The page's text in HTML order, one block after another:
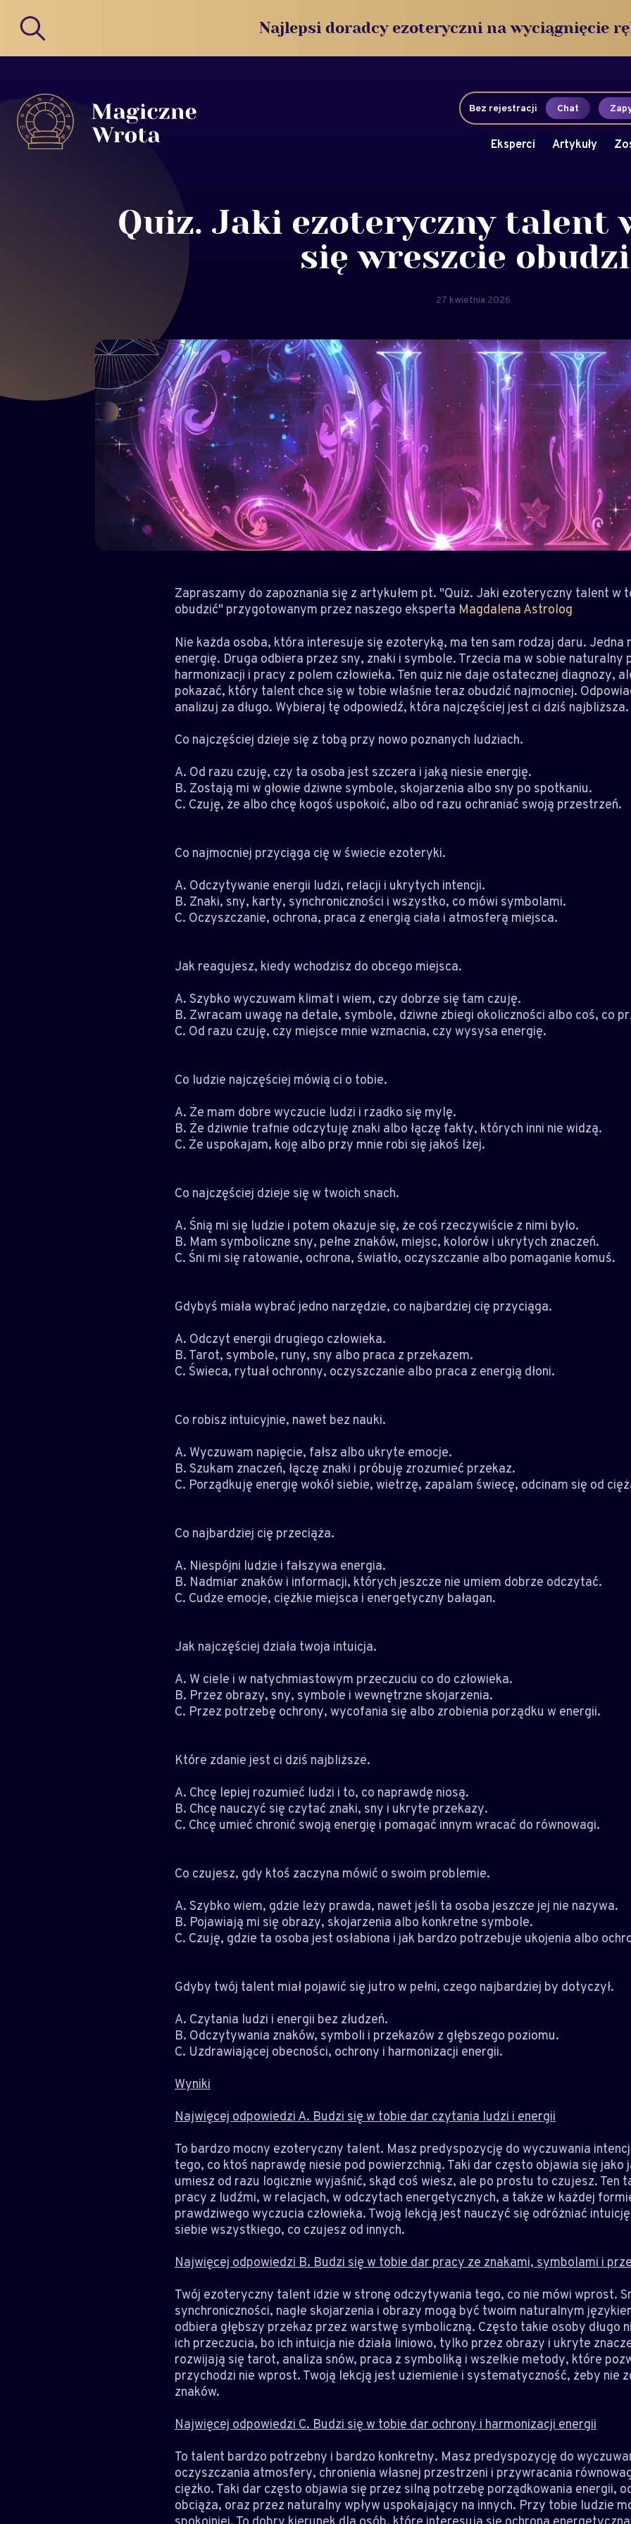
Najlepsi doradcy ezoteryczni na wyciągnięcie
Bez rejestracji Chat
Eksperci Artykuły
Quiz. Jaki ezoteryczny talent
się wreszcie
27 kwietnia 2026
Zapraszamy do zapoznania się z artykułem pt. "Quiz. Jaki ezoteryczny talent w
obudzić" przygotowanym przez naszego eksperta Magdalena Astrolog
Nie każda osoba, która interesuje się ezoteryką, ma ten sam rodzaj daru. Jedna
energię. Druga odbiera przez sny, znaki i symbole. Trzecia ma w sobie naturalny
harmonizacji i pracy z polem człowieka. Ten quiz nie daje ostatecznej diagnozy,
pokazać, który talent chce się w tobie właśnie teraz obudzić najmocniej.
analizuj za długo. Wybieraj tę odpowiedź, która najczęściej jest ci dziś najbliższa.
Co najczęściej dzieje się z tobą przy nowo poznanych ludziach.
A. Od razu czuję, czy ta osoba jest szczera i jaką niesie energię.
B. Zostają mi w głowie dziwne symbole, skojarzenia albo sny po spotkaniu.
C. Czuję, że albo chcę kogoś uspokoić, albo od razu ochraniać swoją przestrzeń.
Co najmocniej przyciąga cię w świecie ezoteryki.
A. Odczytywanie energii ludzi, relacji i ukrytych intencji.
B. Znaki, sny, karty, synchroniczności i wszystko, co mówi symbolami.
C. Oczyszczanie, ochrona, praca z energią ciała i atmosferą miejsca.
Jak reagujesz, kiedy wchodzisz do obcego miejsca.
A. Szybko wyczuwam klimat i wiem, czy dobrze się tam czuję.
B. Zwracam uwagę na detale, symbole, dziwne zbiegi okoliczności albo coś, co
C. Od razu czuję, czy miejsce mnie wzmacnia, czy wysysa energię.
Co ludzie najczęściej mówią ci o tobie.
A. Że mam dobre wyczucie ludzi i rzadko się mylę.
B. Że dziwnie trafnie odczytuję znaki albo łączę fakty, których inni nie widzą.
C. Że uspokajam, koję albo przy mnie robi się jakoś lżej.
Co najczęściej dzieje się w twoich snach.
A. Śnią mi się ludzie i potem okazuje się, że coś rzeczywiście z nimi było.
B. Mam symboliczne sny, pełne znaków, miejsc, kolorów i ukrytych znaczeń.
C. Śni mi się ratowanie, ochrona, światło, oczyszczanie albo pomaganie komuś.
Gdybyś miała wybrać jedno narzędzie, co najbardziej cię przyciąga.
A. Odczyt energii drugiego człowieka.
B. Tarot, symbole, runy, sny albo praca z przekazem.
C. Świeca, rytuał ochronny, oczyszczanie albo praca z energią dłoni.
Co robisz intuicyjnie, nawet bez nauki.
A. Wyczuwam napięcie, fałsz albo ukryte emocje.
B. Szukam znaczeń, łączę znaki i próbuję zrozumieć przekaz.
C. Porządkuję energię wokół siebie, wietrzę, zapalam świecę, odcinam się od
Co najbardziej cię przeciąża.
A. Niespójni ludzie i fałszywa energia.
B. Nadmiar znaków i informacji, których jeszcze nie umiem dobrze odczytać.
C. Cudze emocje, ciężkie miejsca i energetyczny bałagan.
Jak najczęściej działa twoja intuicja.
A. W ciele i w natychmiastowym przeczuciu co do człowieka.
B. Przez obrazy, sny, symbole i wewnętrzne skojarzenia.
C. Przez potrzebę ochrony, wycofania się albo zrobienia porządku w energii.
Które zdanie jest ci dziś najbliższe.
A. Chcę lepiej rozumieć ludzi i to, co naprawdę niosą.
B. Chcę nauczyć się czytać znaki, sny i ukryte przekazy.
C. Chcę umieć chronić swoją energię i pomagać innym wracać do równowagi.
Co czujesz, gdy ktoś zaczyna mówić o swoim problemie.
A. Szybko wiem, gdzie leży prawda, nawet jeśli ta osoba jeszcze jej nie nazywa.
B. Pojawiają mi się obrazy, skojarzenia albo konkretne symbole.
C. Czuję, gdzie ta osoba jest osłabiona i jak bardzo potrzebuje ukojenia albo
Gdyby twój talent miał pojawić się jutro w pełni, czego najbardziej by dotyczył.
A. Czytania ludzi i energii bez złudzeń.
B. Odczytywania znaków, symboli i przekazów z głębszego poziomu.
C. Uzdrawiającej obecności, ochrony i harmonizacji energii.
Wyniki
Najwięcej odpowiedzi A. Budzi się w tobie dar czytania ludzi i energii
To bardzo mocny ezoteryczny talent. Masz predyspozycję do wyczuwania
tego, co ktoś naprawdę niesie pod powierzchnią. Taki dar często objawia się jako
umiesz od razu logicznie wyjaśnić, skąd coś wiesz, ale po prostu to czujesz. Ten
pracy z ludźmi, w relacjach, w odczytach energetycznych, a także w każdej
prawdziwego wyczucia człowieka. Twoją lekcją jest nauczyć się odróżniać
siebie wszystkiego, co czujesz od innych.
Najwięcej odpowiedzi B. Budzi się w tobie dar pracy ze znakami, symbolami i
Twój ezoteryczny talent idzie w stronę odczytywania tego, co nie mówi wprost.
synchroniczności, nagłe skojarzenia i obrazy mogą być twoim naturalnym
odbiera głębszy przekaz przez warstwę symboliczną. Często takie osoby długo
ich przeczucia, bo ich intuicja nie działa liniowo, tylko przez obrazy i ukryte
rozwijają się tarot, analiza snów, praca z symboliką i wszelkie metody, które
przychodzi nie wprost. Twoją lekcją jest uziemienie i systematyczność, żeby nie
znaków.
Najwięcej odpowiedzi C. Budzi się w tobie dar ochrony i harmonizacji energii
To talent bardzo potrzebny i bardzo konkretny. Masz predyspozycję do
oczyszczania atmosfery, chronienia własnej przestrzeni i przywracania
ciężko. Taki dar często objawia się przez silną potrzebę porządkowania energii,
obciąża, oraz przez naturalny wpływ uspokajający na innych. Przy tobie ludzie